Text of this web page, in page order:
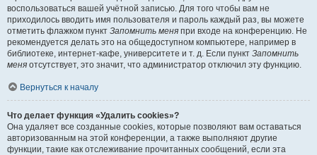
воспользоваться вашей учётной записью. Для того чтобы вам не
приходилось вводить имя пользователя и пароль каждый раз, вы можете
отметить флажком пункт Запомнить меня при входе на конференцию. Не
рекомендуется делать это на общедоступном компьютере, например в
библиотеке, интернет-кафе, университете и т. д. Если пункт Запомнить
меня отсутствует, это значит, что администратор отключил эту функцию.
Вернуться к началу
Что делает функция «Удалить cookies»?
Она удаляет все созданные cookies, которые позволяют вам оставаться
авторизованным на этой конференции, а также выполняют другие
функции, такие как отслеживание прочитанных сообщений, если эта